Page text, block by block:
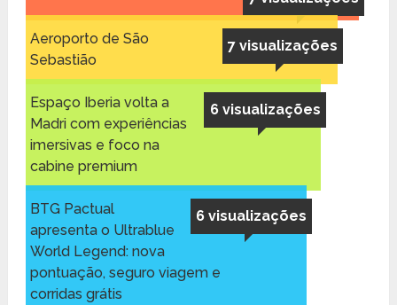
7 visualizações
Aeroporto de São
Sebastião
6 visualizações
Espaço Iberia volta a
Madri com experiências
imersivas e foco na
cabine premium
6 visualizações
BTG Pactual
apresenta o Ultrablue
World Legend: nova
pontuação, seguro viagem e
corridas grátis